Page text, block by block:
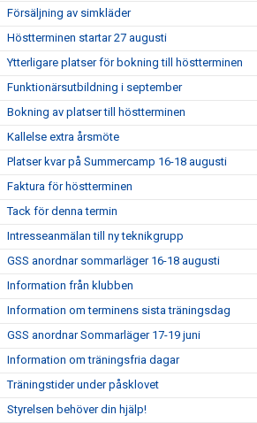
Försäljning av simkläder
Höstterminen startar 27 augusti
Ytterligare platser för bokning till höstterminen
Funktionärsutbildning i september
Bokning av platser till höstterminen
Kallelse extra årsmöte
Platser kvar på Summercamp 16-18 augusti
Faktura för höstterminen
Tack för denna termin
Intresseanmälan till ny teknikgrupp
GSS anordnar sommarläger 16-18 augusti
Information från klubben
Information om terminens sista träningsdag
GSS anordnar Sommarläger 17-19 juni
Information om träningsfria dagar
Träningstider under påsklovet
Styrelsen behöver din hjälp!